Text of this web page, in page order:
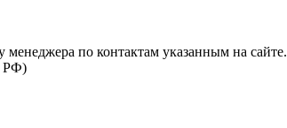
менеджера по контактам указанным на сайте.
РФ)